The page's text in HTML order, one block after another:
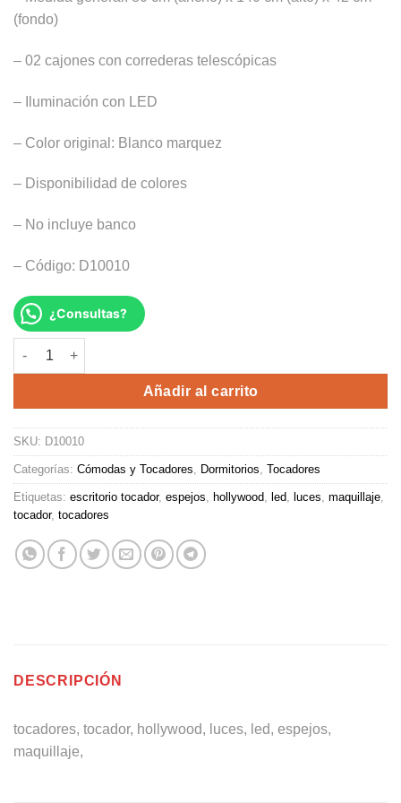
(fondo)
– 02 cajones con correderas telescópicas
– Iluminación con LED
– Color original: Blanco marquez
– Disponibilidad de colores
– No incluye banco
– Código: D10010
¿Consultas?
TOCADOR ILADING cantidad
Añadir al carrito
SKU: D10010
Categorías: Cómodas y Tocadores Dormitorios Tocadores
Etiquetas: escritorio tocador, espejos hollywood led luces maquillaje
tocador, tocadores
DESCRIPCIÓN
tocadores, tocador, hollywood, luces, led, espejos,
maquillaje,